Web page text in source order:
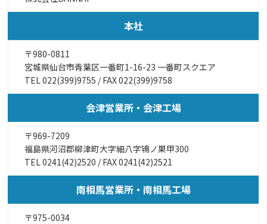
本社
〒980-0811
宮城県仙台市青葉区一番町1-16-23 一番町スクエア
TEL022(399)9755 / FAX 022(399)9758
会津営業所・会津工場
〒969-7209
福島県河沼郡柳津町大字細八字鴇ノ巣甲300
TEL0241(42)2520 / FAX 0241(42)2521
南相馬営業所・南相馬工場
〒975-0034